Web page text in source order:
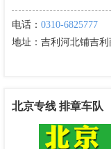
电话： 0310-6825777
地址： 吉利河北铺吉
北京专线 排章车队